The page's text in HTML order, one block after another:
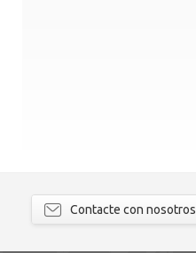
Contacte con nosotros